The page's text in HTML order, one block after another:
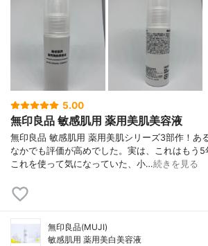
5.00
無印良品 敏感肌用 薬用美肌美容液
無印良品 敏感肌用 薬用美肌シリーズ3部作！あ
なかでも評価が高めでした。実は、これはもう5
これを使って気になっていた、小…続きを見る
無印良品(MUJI)
敏感肌用 薬用美白美容液